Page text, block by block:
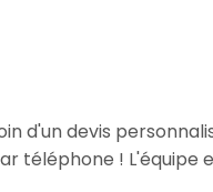
d'un devis
téléphone !